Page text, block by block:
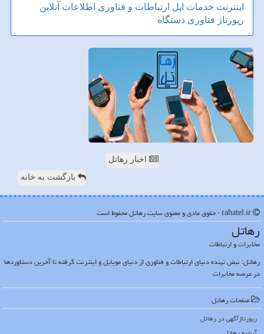
اینترنت خدمات اپل ارتباطات و فناوری اطلاعات آنلاین
رپورتاژ فناوری دستگاه
اخبار رهاتل
بازگشت به خانه
رهاتل
مخابرات و ارتباطات
رهاتل: نبض تپنده دنیای ارتباطات و فناوری از دنیای موبایل و اینترنت گرفته تا آخرین دستاوردها
در عرصه مخابرات
صفحات رهاتل
رپورتاژآگهی در رهاتل